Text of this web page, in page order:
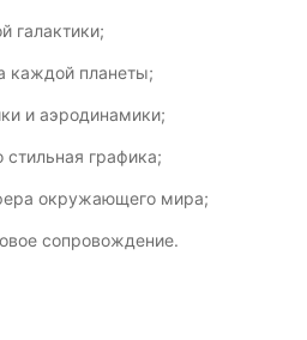
галактики;
каждой планеты;
и аэродинамики;
графика;
окружающего мира;
сопровождение.